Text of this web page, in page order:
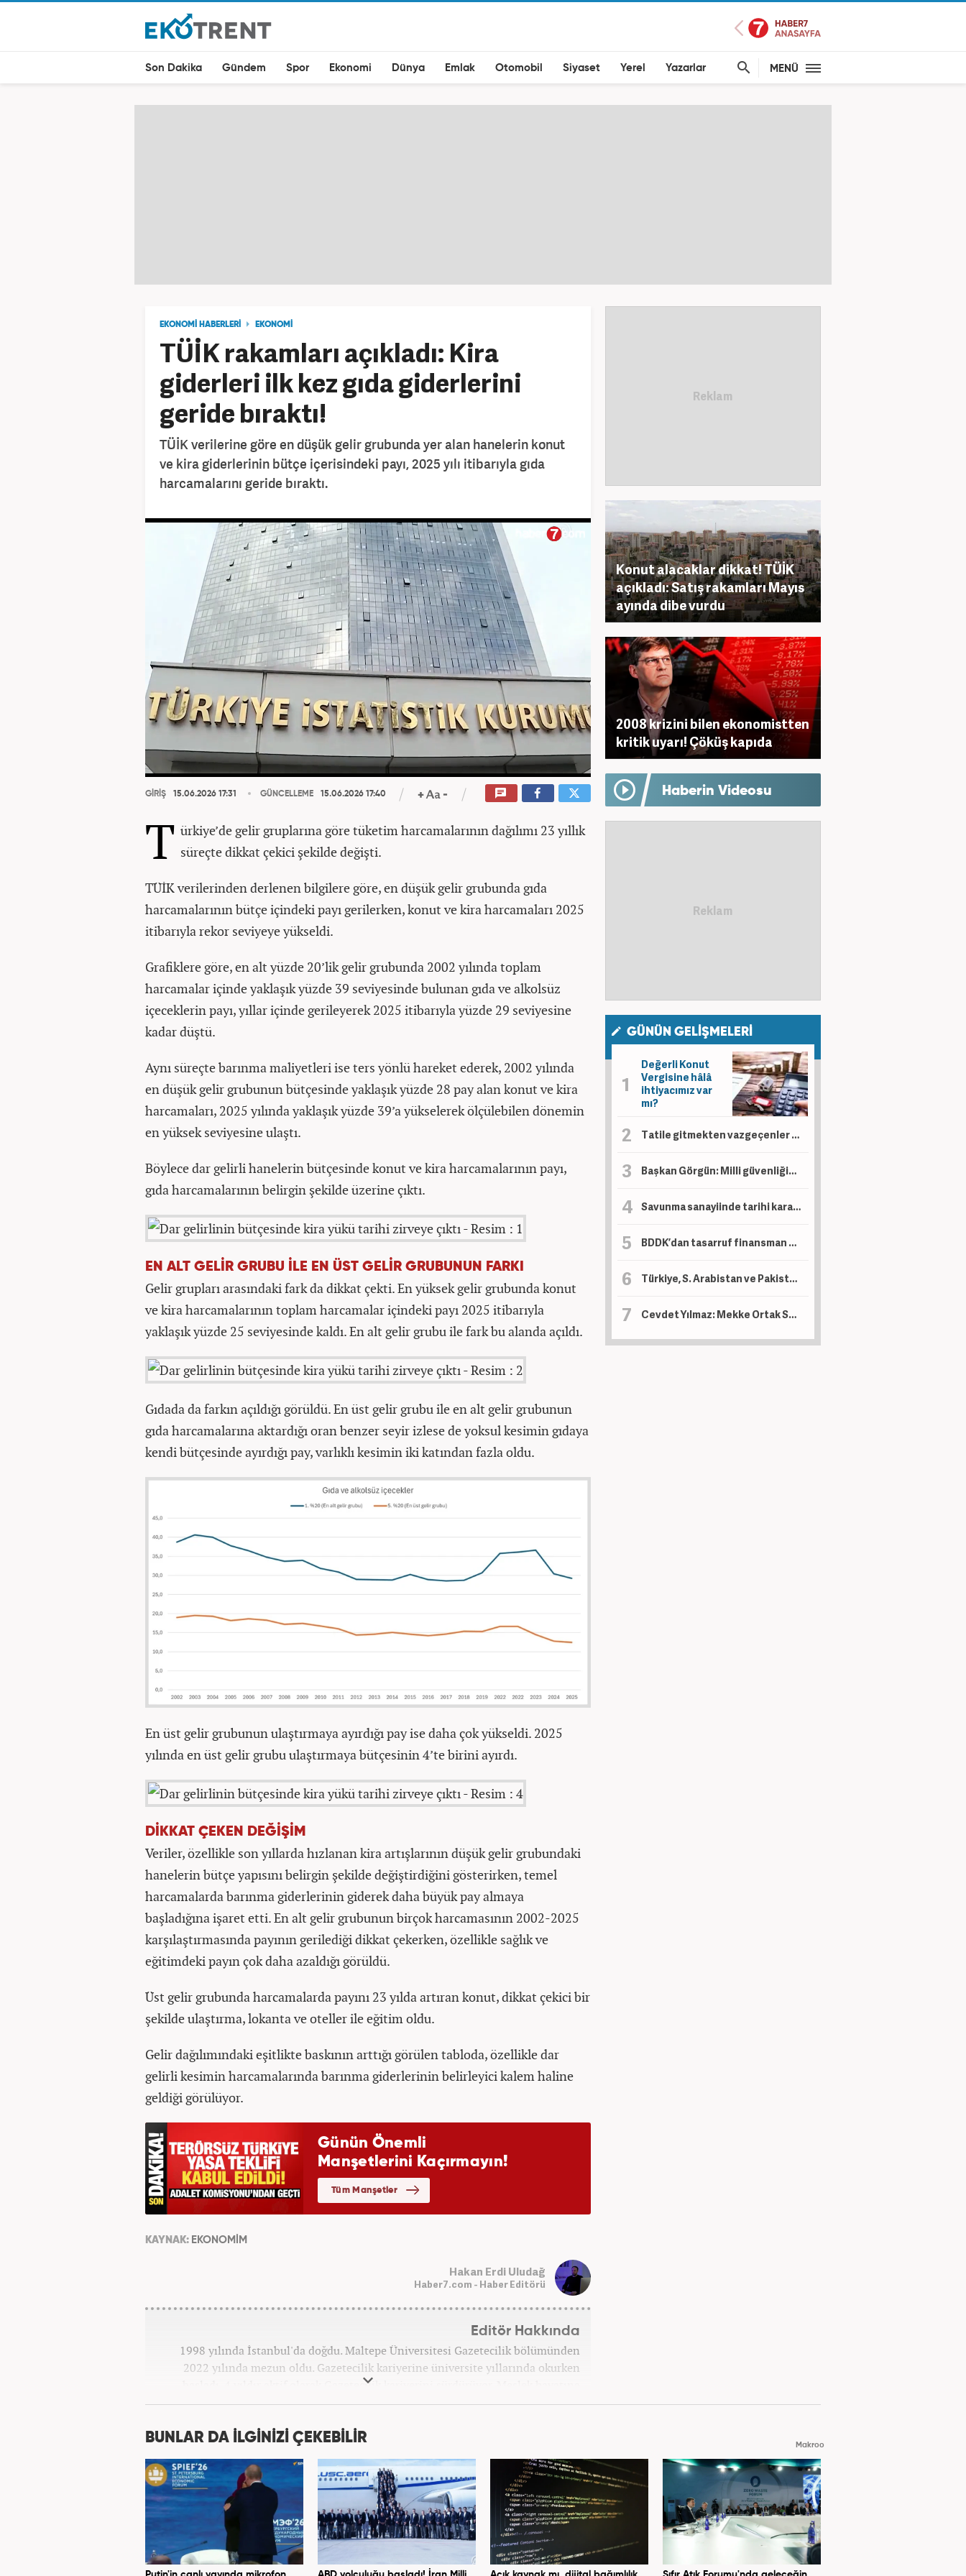
Son Dakika Gündem Spor Ekonomi Dünya Emlak Otomobil Siyaset Yerel Yazarlar MENÜ
EKONOMİ HABERLERİ EKONOMİ
TÜİK rakamları açıkladı: Kira
giderleri ilk kez gıda giderlerini
geride bıraktı!
TÜİK verilerine göre en düşük gelir grubunda yer alan hanelerin konut
ve kira giderlerinin bütçe içerisindeki payı, 2025 yılı itibarıyla gıda
harcamalarını geride bıraktı.
GİRİŞ 15.06.2026 17:31 GÜNCELLEME 15.06.2026 17:40
T ürkiye’de gelir gruplarına göre tüketim harcamalarının dağılımı 23 yıllık
süreçte dikkat çekici şekilde değişti.
TÜİK verilerinden derlenen bilgilere göre, en düşük gelir grubunda gıda
harcamalarının bütçe içindeki payı gerilerken, konut ve kira harcamaları 2025
itibarıyla rekor seviyeye yükseldi.
Grafiklere göre, en alt yüzde 20’lik gelir grubunda 2002 yılında toplam
harcamalar içinde yaklaşık yüzde 39 seviyesinde bulunan gıda ve alkolsüz
içeceklerin payı, yıllar içinde gerileyerek 2025 itibarıyla yüzde 29 seviyesine
kadar düştü.
Aynı süreçte barınma maliyetleri ise ters yönlü hareket ederek, 2002 yılında
en düşük gelir grubunun bütçesinde yaklaşık yüzde 28 pay alan konut ve kira
harcamaları, 2025 yılında yaklaşık yüzde 39’a yükselerek ölçülebilen dönemin
en yüksek seviyesine ulaştı.
Böylece dar gelirli hanelerin bütçesinde konut ve kira harcamalarının payı,
gıda harcamalarının belirgin şekilde üzerine çıktı.
EN ALT GELİR GRUBU İLE EN ÜST GELİR GRUBUNUN FARKI
Gelir grupları arasındaki fark da dikkat çekti. En yüksek gelir grubunda konut
ve kira harcamalarının toplam harcamalar içindeki payı 2025 itibarıyla
yaklaşık yüzde 25 seviyesinde kaldı. En alt gelir grubu ile fark bu alanda açıldı.
Gıdada da farkın açıldığı görüldü. En üst gelir grubu ile en alt gelir grubunun
gıda harcamalarına aktardığı oran benzer seyir izlese de yoksul kesimin gıdaya
kendi bütçesinde ayırdığı pay, varlıklı kesimin iki katından fazla oldu.
En üst gelir grubunun ulaştırmaya ayırdığı pay ise daha çok yükseldi. 2025
yılında en üst gelir grubu ulaştırmaya bütçesinin 4’te birini ayırdı.
DİKKAT ÇEKEN DEĞİŞİM
Veriler, özellikle son yıllarda hızlanan kira artışlarının düşük gelir grubundaki
hanelerin bütçe yapısını belirgin şekilde değiştirdiğini gösterirken, temel
harcamalarda barınma giderlerinin giderek daha büyük pay almaya
başladığına işaret etti. En alt gelir grubunun birçok harcamasının 2002-2025
karşılaştırmasında payının gerilediği dikkat çekerken, özellikle sağlık ve
eğitimdeki payın çok daha azaldığı görüldü.
Üst gelir grubunda harcamalarda payını 23 yılda artıran konut, dikkat çekici bir
şekilde ulaştırma, lokanta ve oteller ile eğitim oldu.
Gelir dağılımındaki eşitlikte baskının arttığı görülen tabloda, özellikle dar
gelirli kesimin harcamalarında barınma giderlerinin belirleyici kalem haline
geldiği görülüyor.
KAYNAK: EKONOMİM
Hakan Erdi Uludağ
Haber7.com - Haber Editörü
Editör Hakkında
1998 yılında İstanbul'da doğdu. Maltepe Üniversitesi Gazetecilik bölümünden
2022 yılında mezun oldu. Gazetecilik kariyerine üniversite yıllarında okurken
başladı. 4 yıldır aktif olarak Gazetecilik kariyerini sürdürüyor. Meslek hayatına
Kanal 7 Medya Grubu'na bağlı Haber7.com'da 'Editör' olarak devam ediyor.
Konut alacaklar dikkat! TÜİK
açıkladı: Satış rakamları Mayıs
ayında dibe vurdu
2008 krizini bilen ekonomistten
kritik uyarı! Çöküş kapıda
Haberin Videosu
GÜNÜN GELİŞMELERİ
Değerli Konut
Vergisine hâlâ
ihtiyacımız var
mı?
Tatile gitmekten vazgeçenler dikkat! O parayı almak hakkınız
Başkan Görgün: Milli güvenliğin ayrılmaz parçalarıdır
Savunma sanayiinde tarihi karar! İki dev milli motor için birleşiyor
BDDK’dan tasarruf finansman düzenlemesi! Taşıt, konut ve iş yerinde limitler değişti
Türkiye, S. Arabistan ve Pakistan İmzayı attı! İşte üç ülkenin toplam savunma gücü....
Cevdet Yılmaz: Mekke Ortak Savunma Anlaşması tarihi bir adımdır
BUNLAR DA İLGİNİZİ ÇEKEBİLİR Makroo